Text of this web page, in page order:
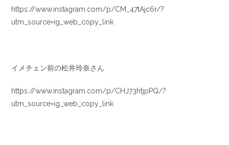
https://www.instagram.com/p/CM_47tAjc6r/?
utm_source=ig_web_copy_link
イメチェン前の松井玲奈さん
https://www.instagram.com/p/CHJ73htjpPQ/?
utm_source=ig_web_copy_link